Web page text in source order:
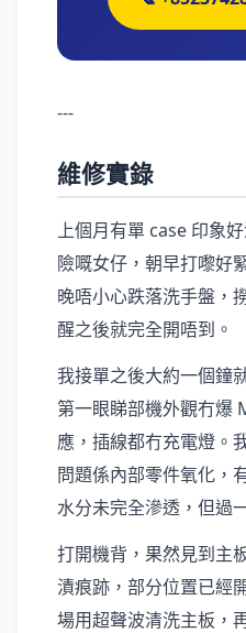
---
維修實錄
上個月有單 case 印象
險嘅女仔，朝早打嚟好
晚唔小心跌落洗手盤，
醒之後就完全開唔到。
我接單之後大約一個鐘
第一眼睇部機外觀冇爆
應，插線都冇充電燈。
問題係內部零件氧化，
水分未完全滲透，但過
打開機背，果然見到主
漬痕跡，部分位置已經
場用超聲波清洗主板，